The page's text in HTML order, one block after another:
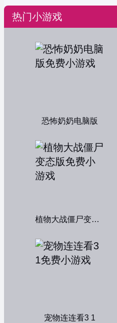
热门小游戏
恐怖奶奶电脑版
植物大战僵尸变态版
宠物连连看3 1